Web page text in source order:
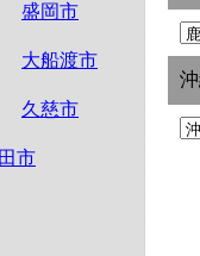
盛岡市
大船渡市
久慈市
市